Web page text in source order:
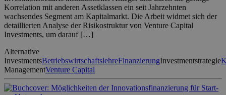
Korrelation mit anderen Assetklassen ein seit Jahrzehnten
wachsendes Segment am Kapitalmarkt. Die Arbeit widmet sich der
detaillierten Analyse der Risikostruktur von Venture Capital
Investments, um darauf […]
Alternative
InvestmentsBetriebswirtschaftslehreFinanzierungInvestmentstrategie
ManagementVenture Capital